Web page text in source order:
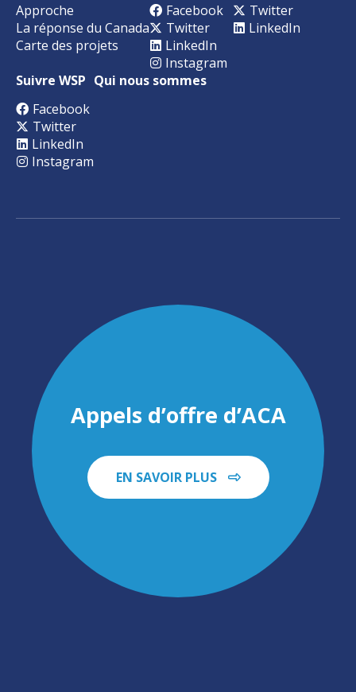
Approche
La réponse du Canada
Carte des projets
Facebook
Twitter
LinkedIn
Instagram
Twitter
LinkedIn
Suivre WSP
Facebook
Twitter
LinkedIn
Instagram
Qui nous sommes
Appels d’offre d’ACA
EN SAVOIR PLUS